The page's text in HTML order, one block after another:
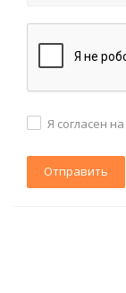
Я согласен на